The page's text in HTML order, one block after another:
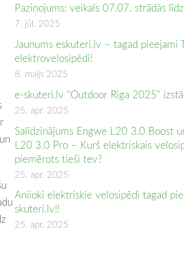
Paziņojums: veikals 07.07. strādās
7. jūl. 2025
Jaunums eskuteri.lv – tagad pieejami
elektrovelosipēdi!
8. maijs 2025
e-skuteri.lv "Outdoor Riga 2025"
25. apr. 2025
Salīdzinājums Engwe L20 3.0 Boost
L20 3.0 Pro – Kurš elektriskais
piemērots tieši tev?
25. apr. 2025
Aniioki elektriskie velosipēdi tagad
skuteri.lv!!
25. apr. 2025